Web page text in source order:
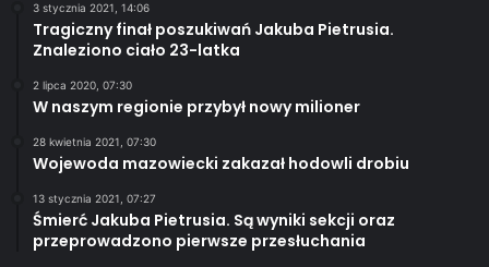
3 stycznia 2021, 14:06
Tragiczny finał poszukiwań Jakuba Pietrusia.
Znaleziono ciało 23-latka
2 lipca 2020, 07:30
W naszym regionie przybył nowy milioner
28 kwietnia 2021, 07:30
Wojewoda mazowiecki zakazał hodowli drobiu
13 stycznia 2021, 07:27
Śmierć Jakuba Pietrusia. Są wyniki sekcji oraz
przeprowadzono pierwsze przesłuchania